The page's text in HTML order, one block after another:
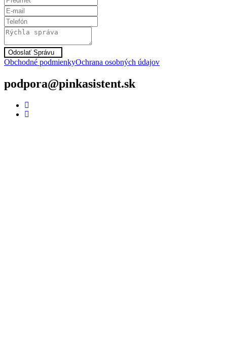
Odoslať Správu
Obchodné podmienkyOchrana osobných údajov
podpora@pinkasistent.sk